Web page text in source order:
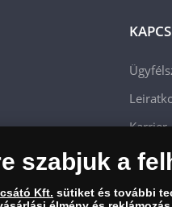
Karrier
szabjuk a
Kft. sütiket és további